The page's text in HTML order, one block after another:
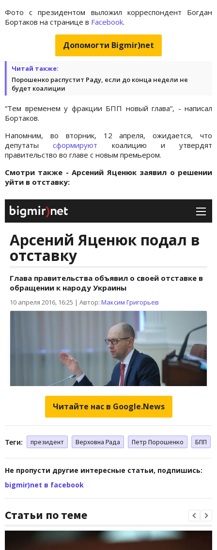
Фото с президентом выложил корреспондент Богдан
Бортаков на странице в Facebook.
Допомогти Bigmir)net
Читай также:
Порошенко распустит Раду, если до конца недели не
будет коалиции
“Тем временем у фракции БПП новый глава“, - написал
Бортаков.
Напомним, во вторник, 12 апреля, ожидается, что
депутатысформируют коалицию и утвердят
правительство во главе с новым премьером.
Смотри также - Арсений Яценюк заявил о решении
уйти в отставку:
Читайте нас в Google.News
Теги: президент Верховна Рада Петр Порошенко БПП
Не пропусти другие интересные статьи, подпишись:
bigmir)net в facebook
Статьи по теме